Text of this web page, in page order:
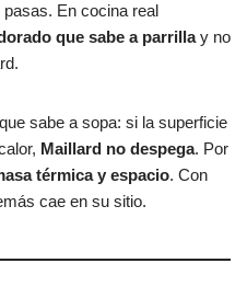
En cocina real
que sabe a parrillay no
sabe a sopa: si la superficie
Maillard no despega. Por
térmica y espacio. Con
cae en su sitio.